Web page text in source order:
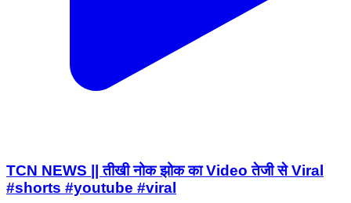
TCN NEWS || तीखी नोक झोक का Video तेजी से Viral
#shorts #youtube #viral